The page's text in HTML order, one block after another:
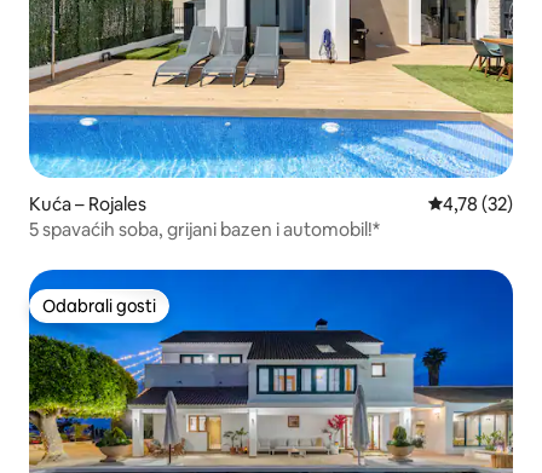
Kuća – Rojales Prosječna
4,78 (32)
5 spavaćih soba, grijani bazen i automobil!*
Odabrali gosti
Odabrali gosti